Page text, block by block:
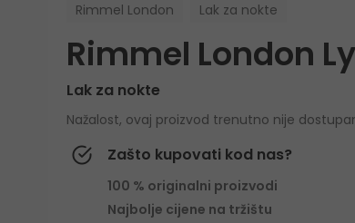
Rimmel London Lak za nokte
Rimmel London
Lak za nokte
Nažalost, ovaj proizvod trenutno nije
Zašto kupovati kod nas?
100 % originalni proizvodi
Najbolje cijene na tržištu